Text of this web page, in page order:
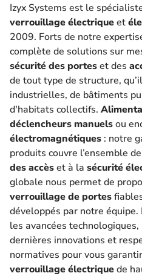
Izyx Systems est le
verrouillage électriqueet
2009. Forts de notre
complète de solutions sur
sécurité des porteset des
de tout type de structure,
industrielles, de bâtiments
d'habitats collectifs.
déclencheurs manuelsou
électromagnétiques : notre
produits couvre l’ensemble
des accèset à la sécurité
globale nous permet de
verrouillage de portes
développés par notre
les avancées
dernières innovations et
normatives pour vous
verrouillage électriquede